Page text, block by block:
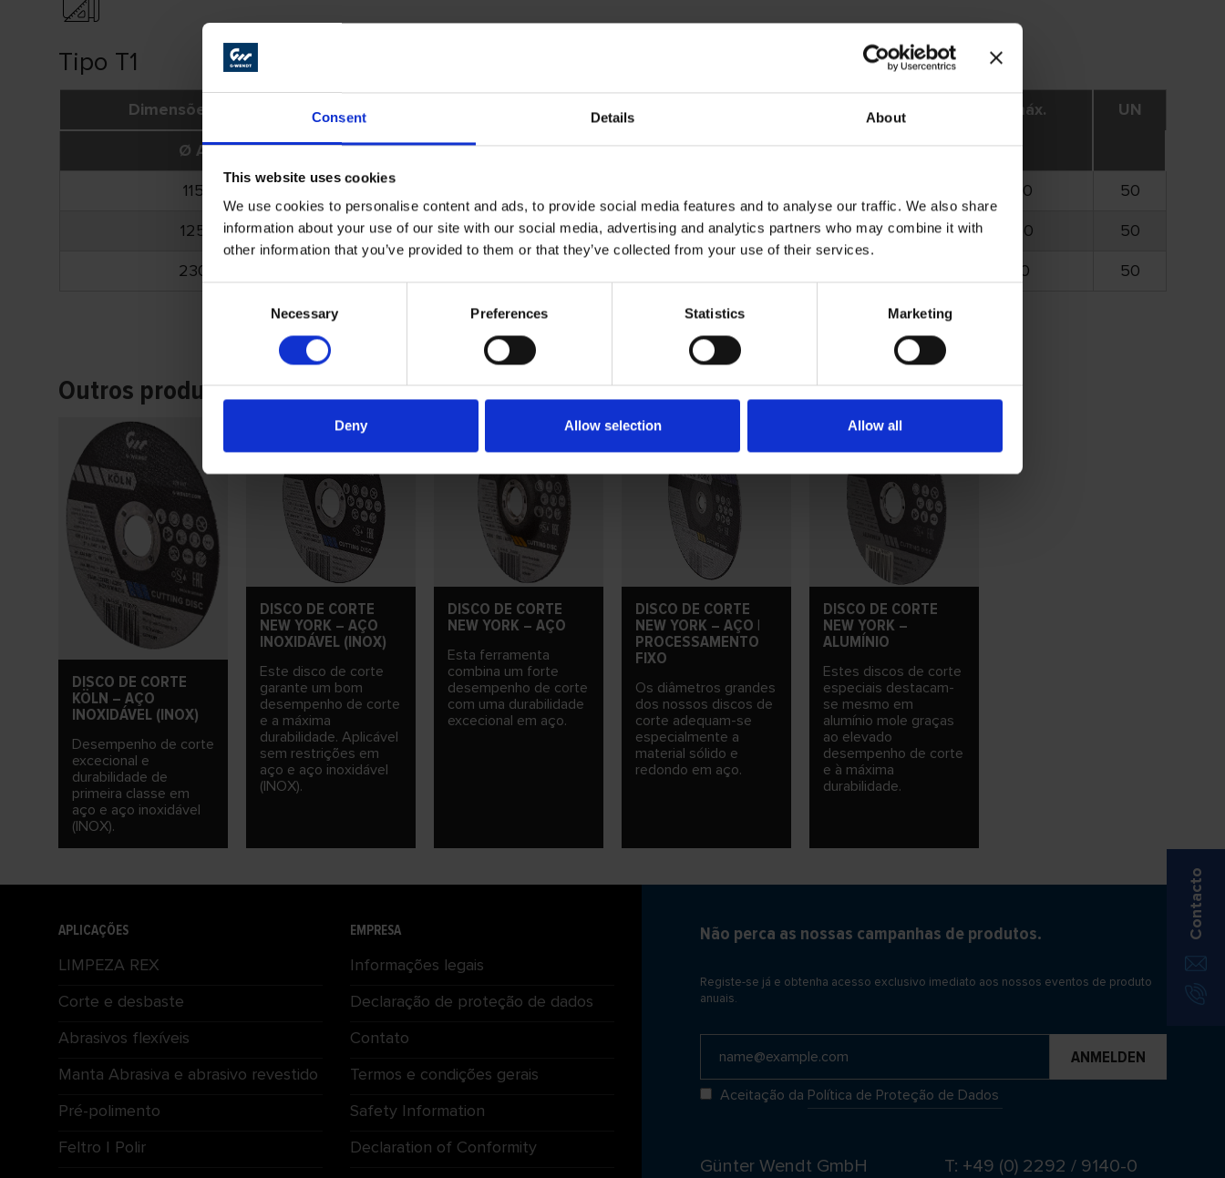
Consent Details About
This website uses cookies
We use cookies to personalise content and ads, to provide social media features and to analyse our traffic. We also share
information about your use of our site with our social media, advertising and analytics partners who may combine it with
other information that you’ve provided to them or that they’ve collected from your use of their services.
Necessary Preferences Statistics Marketing
Deny Allow selection Allow all
Tipo T1
Dimensões (mm) Tipo 41 / T1 Rpm máx. UN
Ø A B
Ø C
115
13.300
50
125
1,0 22,23 270 407 A60Q-BF 12.250
50
230
6.650 50
Outros produtos
DISCO DE CORTE
KÖLN – AÇO
INOXIDÁVEL (INOX)
Desempenho de corte
excecional e
durabilidade de
primeira classe em
aço e aço inoxidável
(INOX).
DISCO DE CORTE
NEW YORK – AÇO
INOXIDÁVEL (INOX)
Este disco de corte
garante um bom
desempenho de corte
e a máxima
durabilidade. Aplicável
sem restrições em
aço e aço inoxidável
(INOX).
DISCO DE CORTE
NEW YORK – AÇO
Esta ferramenta
combina um forte
desempenho de corte
com uma durabilidade
excecional em aço.
DISCO DE CORTE
NEW YORK – AÇO |
PROCESSAMENTO
FIXO
Os diâmetros grandes
dos nossos discos de
corte adequam-se
especialmente a
material sólido e
redondo em aço.
DISCO DE CORTE
NEW YORK –
ALUMÍNIO
Estes discos de corte
especiais destacam-
se mesmo em
alumínio mole graças
ao elevado
desempenho de corte
e à máxima
durabilidade.
APLICAÇÕES
LIMPEZA REX
Corte e desbaste
Abrasivos flexíveis
Manta Abrasiva e abrasivo revestido
Pré-polimento
Feltro | Polir
EMPRESA
Informações legais
Declaração de proteção de dados
Contato
Termos e condições gerais
Safety Information
Declaration of Conformity
Não perca as nossas campanhas de produtos.
Registe-se já e obtenha acesso exclusivo imediato aos nossos eventos de produto
anuais.
Aceitação da Política de Proteção de Dados
Günter Wendt GmbH T: +49 (0) 2292 / 9140-0
Contacto